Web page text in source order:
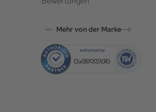
Mehr von der Marke